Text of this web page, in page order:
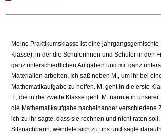
Meine Praktikumsklasse ist eine jahrgangsgemischte
Klasse), in der die Schülerinnen und Schüler in den
ganz unterschiedlichen Aufgaben und mit ganz
Materialien arbeiten. Ich saß neben M., um ihr bei
Mathematikaufgabe zu helfen. M. geht in die erste
T., die in die zweite Klasse geht. M. nannte in
die Mathematikaufgabe nacheinander verschiedene
ich zu ihr sagte, dass sie rechnen und nicht raten soll.
Sitznachbarin, wendete sich zu uns und sagte